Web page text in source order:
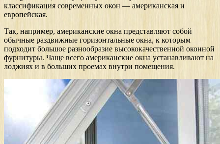
классификация современных окон — американская и
европейская.
Так, например, американские окна представляют собой
обычные раздвижные горизонтальные окна, к которым
подходит большое разнообразие высококачественной оконной
фурнитуры. Чаще всего американские окна устанавливают на
лоджиях и в больших проемах внутри помещения.